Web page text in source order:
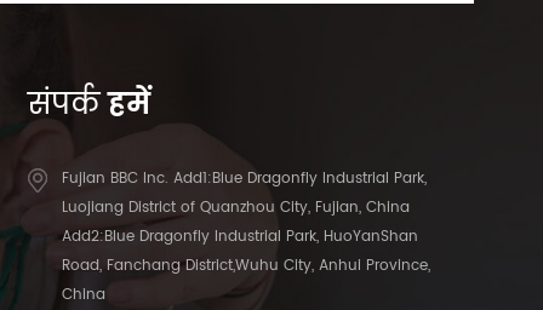
संपर्कहमें
Fujian BBC Inc. Add1:Blue Dragonfly Industrial Park,
Luojiang District of Quanzhou City, Fujian, China
Add2:Blue Dragonfly Industrial Park, HuoYanShan
Road, Fanchang District,Wuhu City, Anhui Province,
China